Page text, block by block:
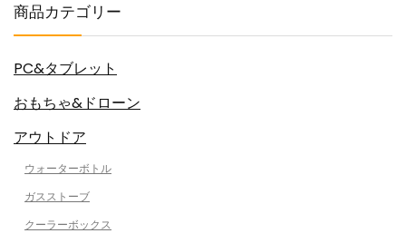
商品カテゴリー
PC&タブレット
おもちゃ&ドローン
アウトドア
ウォーターボトル
ガスストーブ
クーラーボックス